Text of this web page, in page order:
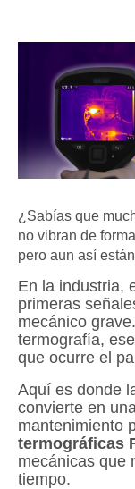
¿Sabías que
no vibran de
pero aun así
En la industria,
primeras
mecánico
termografía,
que ocurre el
Aquí es donde
convierte en
mantenimiento
termográficas
mecánicas que
tiempo.